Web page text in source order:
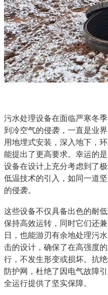
污水处理设备在面临严寒冬
到冷空气的侵袭，一直是业
用地埋式安装，深入地下，
能提出了更高要求。幸运的
设备在设计上充分考虑到了
低温技术的引入，如同一道
的侵袭。
这些设备不仅具备出色的耐
保持高效运转，同时它们还
日，也能游刃有余地处理污
击的设计，确保了在高强度
行，不发生形变或损坏。抗
防护网，杜绝了因电气故障
全运行提供了坚实保障。